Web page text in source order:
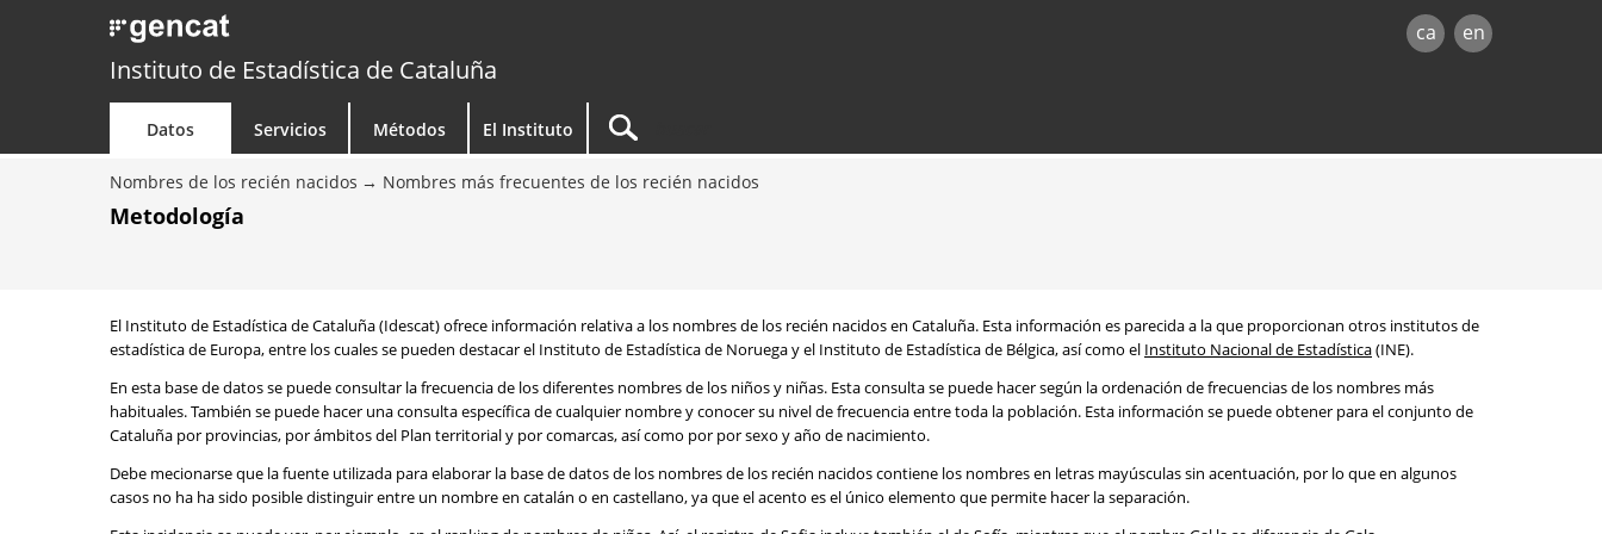
ca en
Instituto de Estadística de Cataluña
Datos Servicios Métodos El Instituto
Nombres de los recién nacidos Nombres más frecuentes de los recién nacidos
Metodología
El Instituto de Estadística de Cataluña (Idescat) ofrece información relativa a los nombres de los recién nacidos en Cataluña. Esta información es parecida a la que proporcionan otros institutos de
estadística de Europa, entre los cuales se pueden destacar el Instituto de Estadística de Noruega y el Instituto de Estadística de Bélgica, así como el Instituto Nacional de Estadística(INE).
En esta base de datos se puede consultar la frecuencia de los diferentes nombres de los niños y niñas. Esta consulta se puede hacer según la ordenación de frecuencias de los nombres más
habituales. También se puede hacer una consulta específica de cualquier nombre y conocer su nivel de frecuencia entre toda la población. Esta información se puede obtener para el conjunto de
Cataluña por provincias, por ámbitos del Plan territorial y por comarcas, así como por por sexo y año de nacimiento.
Debe mecionarse que la fuente utilizada para elaborar la base de datos de los nombres de los recién nacidos contiene los nombres en letras mayúsculas sin acentuación, por lo que en algunos
casos no ha ha sido posible distinguir entre un nombre en catalán o en castellano, ya que el acento es el único elemento que permite hacer la separación.